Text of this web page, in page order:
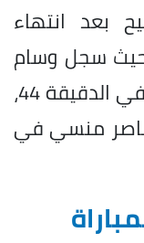
بعد انتهاء
بالتعادل (1-1)، حيث سجل وسام
أبو علي للأهلي من ركلة جزاء في الدقيقة 44،
ناصر منسي في